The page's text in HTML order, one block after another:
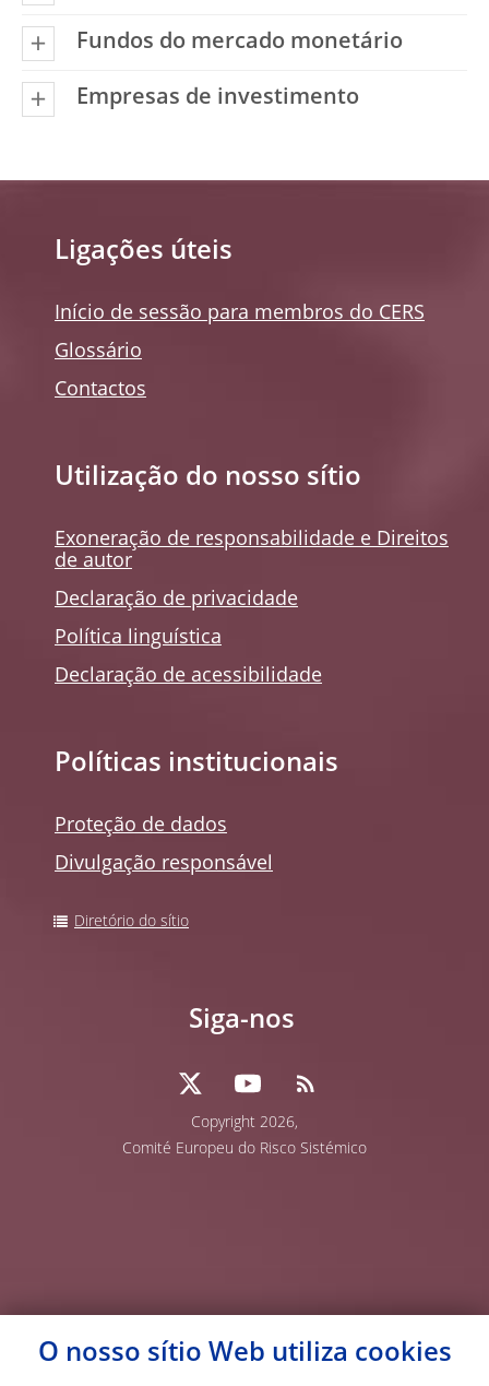
Fundos do mercado monetário
Empresas de investimento
Ligações úteis
Início de sessão para membros do CERS
Glossário
Contactos
Utilização do nosso sítio
Exoneração de responsabilidade e Direitos
de autor
Declaração de privacidade
Política linguística
Declaração de acessibilidade
Políticas institucionais
Proteção de dados
Divulgação responsável
Diretório do sítio
Copyright 2026,
Comité Europeu do Risco Sistémico
Siga-nos
O nosso sítio Web utiliza cookies